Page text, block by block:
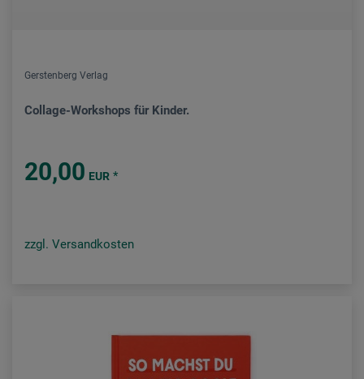
Gerstenberg Verlag
Collage-Workshops für Kinder.
20,00 EUR *
zzgl. Versandkosten